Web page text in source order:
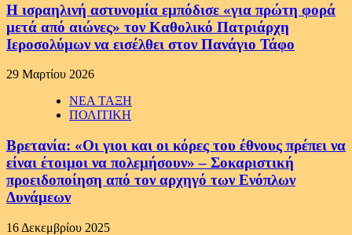
Η ισραηλινή αστυνομία εμπόδισε «για πρώτη φορά
μετά από αιώνες» τον Καθολικό Πατριάρχη
Ιεροσολύμων να εισέλθει στον Πανάγιο Τάφο
29 Μαρτίου 2026
ΝΕΑ ΤΑΞΗ
ΠΟΛΙΤΙΚΗ
Βρετανία: «Οι γιοι και οι κόρες του έθνους πρέπει να
είναι έτοιμοι να πολεμήσουν» – Σοκαριστική
προειδοποίηση από τον αρχηγό των Ενόπλων
Δυνάμεων
16 Δεκεμβρίου 2025